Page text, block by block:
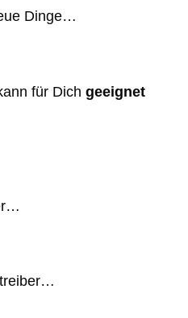
Dinge…
für Dich geeignet